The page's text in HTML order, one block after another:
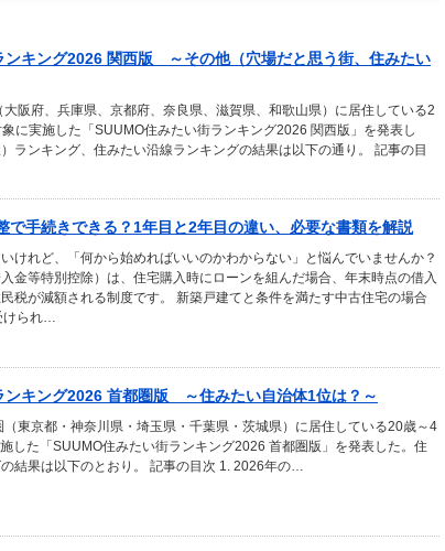
ンキング2026 関西版 ～その他（穴場だと思う街、住みたい
大阪府、兵庫県、京都府、奈良県、滋賀県、和歌山県）に居住している2
に実施した「SUUMO住みたい街ランキング2026 関西版」を発表し
ランキング、住みたい沿線ランキングの結果は以下の通り。 記事の目
で手続きできる？1年目と2年目の違い、必要な書類を解説
けれど、「何から始めればいいのかわからない」と悩んでいませんか？
金等特別控除）は、住宅購入時にローンを組んだ場合、年末時点の借入
税が減額される制度です。 新築戸建てと条件を満たす中古住宅の場合
けられ…
ンキング2026 首都圏版 ～住みたい自治体1位は？～
（東京都・神奈川県・埼玉県・千葉県・茨城県）に居住している20歳～4
した「SUUMO住みたい街ランキング2026 首都圏版」を発表した。住
結果は以下のとおり。 記事の目次 1. 2026年の…